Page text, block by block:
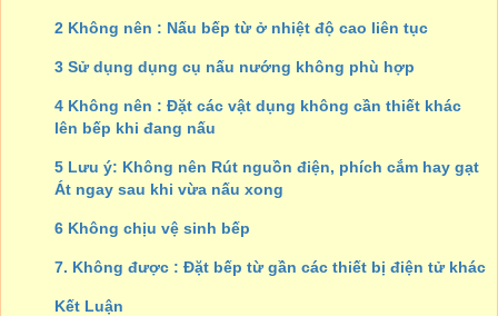
2 Không nên : Nấu bếp từ ở nhiệt độ cao liên tục
3 Sử dụng dụng cụ nấu nướng không phù hợp
4 Không nên : Đặt các vật dụng không cần thiết khác
lên bếp khi đang nấu
5 Lưu ý: Không nên Rút nguồn điện, phích cắm hay gạt
Át ngay sau khi vừa nấu xong
6 Không chịu vệ sinh bếp
7. Không được : Đặt bếp từ gần các thiết bị điện tử khác
Kết Luận